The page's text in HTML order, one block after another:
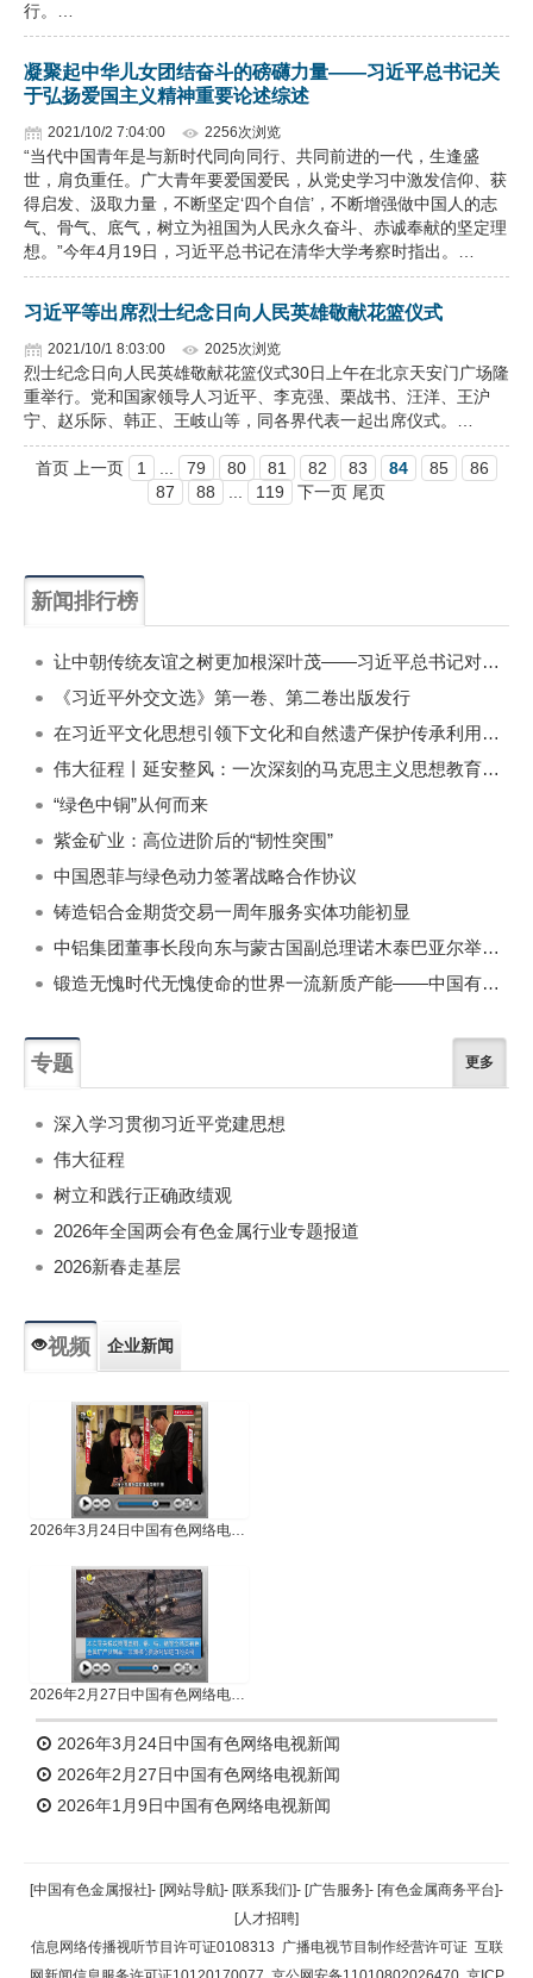
行。…
凝聚起中华儿女团结奋斗的磅礴力量——习近平总书记关
于弘扬爱国主义精神重要论述综述
2021/10/2 7:04:00 2256次浏览
“当代中国青年是与新时代同向同行、共同前进的一代，生逢盛
世，肩负重任。广大青年要爱国爱民，从党史学习中激发信仰、获
得启发、汲取力量，不断坚定‘四个自信’，不断增强做中国人的志
气、骨气、底气，树立为祖国为人民永久奋斗、赤诚奉献的坚定理
想。”今年4月19日，习近平总书记在清华大学考察时指出。…
习近平等出席烈士纪念日向人民英雄敬献花篮仪式
2021/10/1 8:03:00 2025次浏览
烈士纪念日向人民英雄敬献花篮仪式30日上午在北京天安门广场隆
重举行。党和国家领导人习近平、李克强、栗战书、汪洋、王沪
宁、赵乐际、韩正、王岐山等，同各界代表一起出席仪式。…
首页 上一页 1 79 80 81 82 83 84 85
86
87
88 119 下一页 尾页
新闻排行榜
让中朝传统友谊之树更加根深叶茂——习近平总书记对朝鲜进行国事访问纪实
《习近平外交文选》第一卷、第二卷出版发行
在习近平文化思想引领下文化和自然遗产保护传承利用工作开创新局面
伟大征程丨延安整风：一次深刻的马克思主义思想教育运动
“绿色中铜”从何而来
紫金矿业：高位进阶后的“韧性突围”
中国恩菲与绿色动力签署战略合作协议
铸造铝合金期货交易一周年服务实体功能初显
中铝集团董事长段向东与蒙古国副总理诺木泰巴亚尔举行会谈
锻造无愧时代无愧使命的世界一流新质产能——中国有色金属工业的战略应对与破局之道（二）
专题 更多
深入学习贯彻习近平党建思想
伟大征程
树立和践行正确政绩观
2026年全国两会有色金属行业专题报道
2026新春走基层
视频 企业新闻
2026年3月24日中国有色网络电视新闻
2026年2月27日中国有色网络电视新闻
2026年3月24日中国有色网络电视新闻
2026年2月27日中国有色网络电视新闻
2026年1月9日中国有色网络电视新闻
[中国有色金属报社]- [网站导航]- [联系我们]- [广告服务]- [有色金属商务平台]-
[人才招聘]
信息网络传播视听节目许可证0108313 广播电视节目制作经营许可证 互联